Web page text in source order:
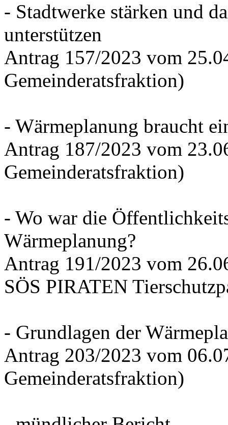
- Stadtwerke stärken und
unterstützen
Antrag 157/2023 vom
Gemeinderatsfraktion)
- Wärmeplanung braucht
Antrag 187/2023 vom
Gemeinderatsfraktion)
- Wo war die
Wärmeplanung?
Antrag 191/2023 vom
SÖS PIRATEN
- Grundlagen der
Antrag 203/2023 vom
Gemeinderatsfraktion)